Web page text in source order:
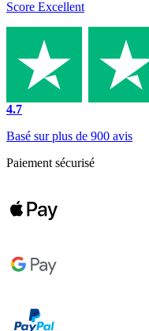
Score Excellent
4.7
Basé sur plus de 900 avis
Paiement sécurisé